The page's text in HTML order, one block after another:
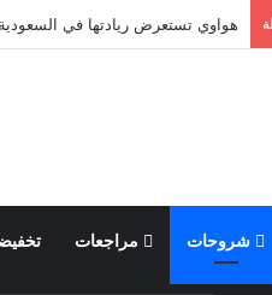
شروحات مراجعات